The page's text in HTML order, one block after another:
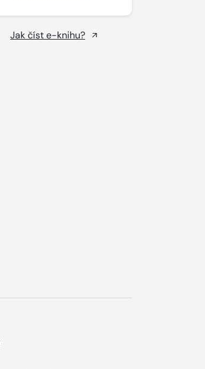
Jak číst e-knihu?